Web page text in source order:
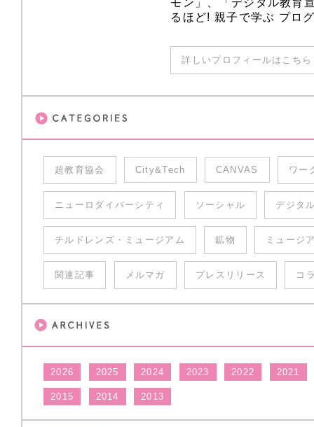
モン」、「デジタル教育
るほど! 親子で学ぶ プロ
詳しいプロフィールはこち
超教育協会 City&Tech CANVAS ワー
ニューロダイバーシティ ソーシャル デジタ
チルドレンズ・ミュージアム 鉱物 ミュージ
関連記事 メルマガ プレスリリース コ
2026 2025 2024 2023 2022 2021
2015 2014 2013